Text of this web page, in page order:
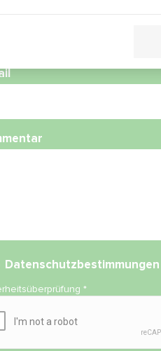
Datenschutzbestimmungen
*